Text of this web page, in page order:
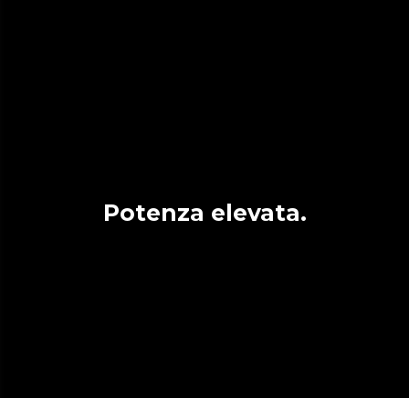
Potenza elevata.